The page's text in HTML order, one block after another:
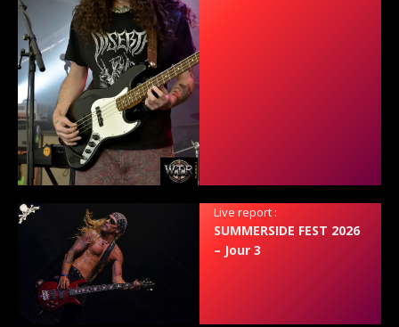
Live report :
SUMMERSIDE FEST 2026
– Jour 3